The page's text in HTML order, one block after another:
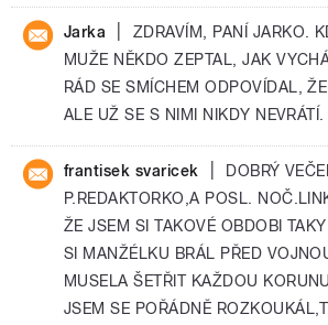
Jarka
ZDRAVÍM, PANÍ JARKO.
MUŽE NĚKDO ZEPTAL, JAK
RÁD SE SMÍCHEM ODPOVÍDAL,
ALE UŽ SE S NIMI NIKDY NEVRÁTÍ.
frantisek svaricek
DOBRÝ
P.REDAKTORKO,A POSL.
ŽE JSEM SI TAKOVÉ OBDOBI
SI MANŽÉLKU BRÁL PŘED
MUSELA ŠETŘIT KAŽDOU
JSEM SE POŘÁDNĚ